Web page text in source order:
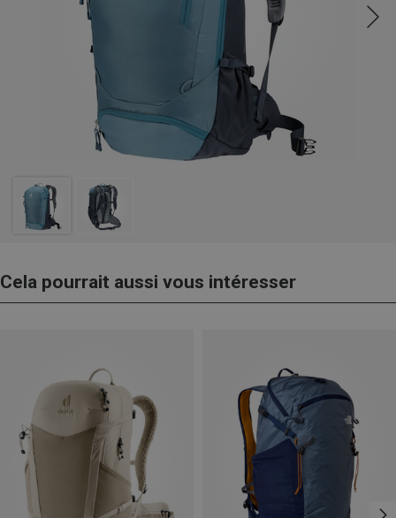
Cela pourrait aussi vous intéresser